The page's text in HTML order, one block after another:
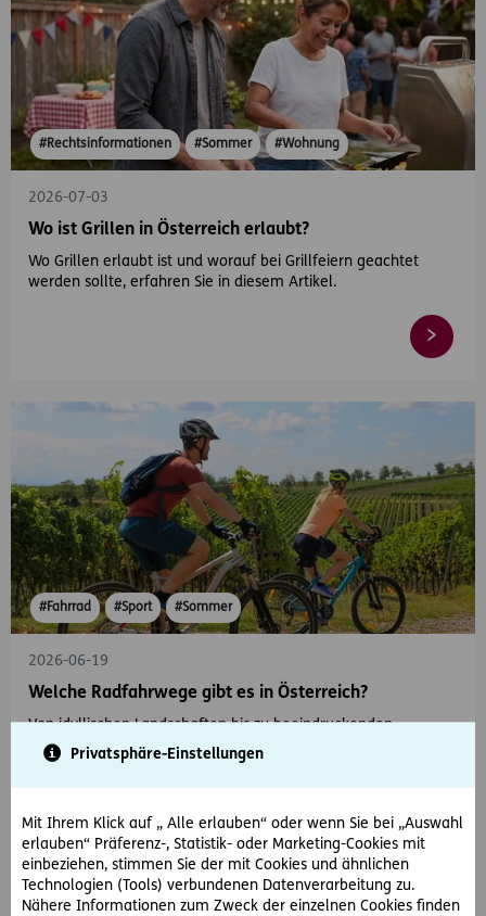
Privatsphäre-Einstellungen
Mit Ihrem Klick auf „ Alle erlauben“ oder wenn Sie bei „Auswahl
erlauben“ Präferenz-, Statistik- oder Marketing-Cookies mit
einbeziehen, stimmen Sie der mit Cookies und ähnlichen
Technologien (Tools) verbundenen Datenverarbeitung zu.
Nähere Informationen zum Zweck der einzelnen Cookies finden
#Rechtsinformationen #Sommer #Wohnung
2026-07-03
Wo ist Grillen in Österreich erlaubt?
Wo Grillen erlaubt ist und worauf bei Grillfeiern geachtet
werden sollte, erfahren Sie in diesem Artikel.
#Fahrrad #Sport #Sommer
2026-06-19
Welche Radfahrwege gibt es in Österreich?
Von idyllischen Landschaften bis zu beeindruckenden
Panoramen: Entdecken Sie Ihre nächste Fahrradtour in
Österreich.